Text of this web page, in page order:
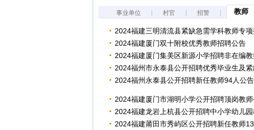
事业单位 村官 招警 教师
2024福建三明清流县紧缺急需学科教师专
2024福建厦门双十附校优秀教师招聘公告
2024福建厦门集美区新源小学招聘非在编
2024福州市永泰县公开招聘优秀毕业生及
2024福州永泰县公开招聘新任教师94人公告
2024福建厦门市湖明小学公开招聘顶岗教
2024福建龙岩上杭县公开招聘中小学幼儿
2024福建莆田市秀屿区公开招聘新任教师